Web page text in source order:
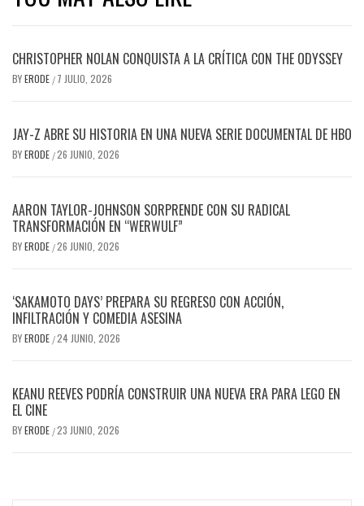
CHRISTOPHER NOLAN CONQUISTA A LA CRÍTICA CON THE ODYSSEY
BYERODE / 7 JULIO, 2026
JAY-Z ABRE SU HISTORIA EN UNA NUEVA SERIE DOCUMENTAL DE HBO
BYERODE /26 JUNIO, 2026
AARON TAYLOR-JOHNSON SORPRENDE CON SU RADICAL
TRANSFORMACIÓN EN “WERWULF”
BYERODE /26 JUNIO, 2026
‘SAKAMOTO DAYS’ PREPARA SU REGRESO CON ACCIÓN,
INFILTRACIÓN Y COMEDIA ASESINA
BYERODE /24 JUNIO, 2026
KEANU REEVES PODRÍA CONSTRUIR UNA NUEVA ERA PARA LEGO EN
EL CINE
BYERODE /23 JUNIO, 2026